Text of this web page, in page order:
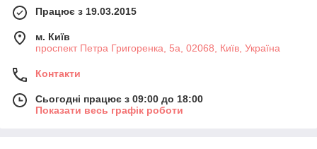
Працює з 19.03.2015
м. Київ
проспект Петра Григоренка, 5а, 02068, Київ, Україна
Контакти
Сьогодні працює з 09:00 до 18:00
Показати весь графік роботи